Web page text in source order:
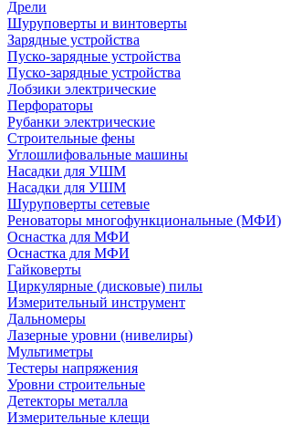
Дрели
Шуруповерты и винтоверты
Зарядные устройства
Пуско-зарядные устройства
Пуско-зарядные устройства
Лобзики электрические
Перфораторы
Рубанки электрические
Строительные фены
Углошлифовальные машины
Насадки для УШМ
Насадки для УШМ
Шуруповерты сетевые
Реноваторы многофункциональные (МФИ)
Оснастка для МФИ
Оснастка для МФИ
Гайковерты
Циркулярные (дисковые) пилы
Измерительный инструмент
Дальномеры
Лазерные уровни (нивелиры)
Мультиметры
Тестеры напряжения
Уровни строительные
Детекторы металла
Измерительные клещи